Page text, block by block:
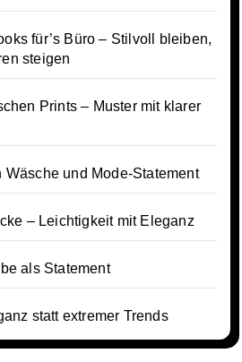
für’s Büro – Stilvoll bleiben,
steigen
Prints – Muster mit klarer
Wäsche und Mode-Statement
– Leichtigkeit mit Eleganz
als Statement
statt extremer Trends